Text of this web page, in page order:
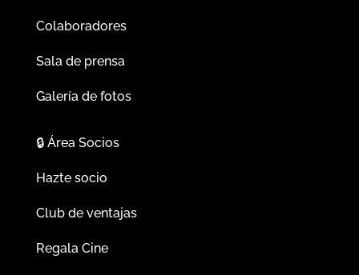
Colaboradores
Sala de prensa
Galería de fotos
🔒Área Socios
Hazte socio
Club de ventajas
Regala Cine